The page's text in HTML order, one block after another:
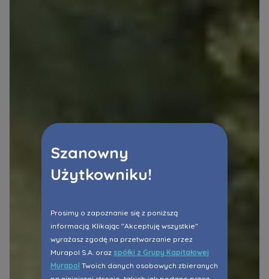
Szanowny
Użytkowniku!
Prosimy o zapoznanie się z poniższą
informacją. Klikając "Akceptuję wszystkie"
wyrażasz zgodę na przetwarzanie przez
Murapol S.A. oraz spółki z Grupy Kapitałowej
Murapol Twoich danych osobowych zbieranych